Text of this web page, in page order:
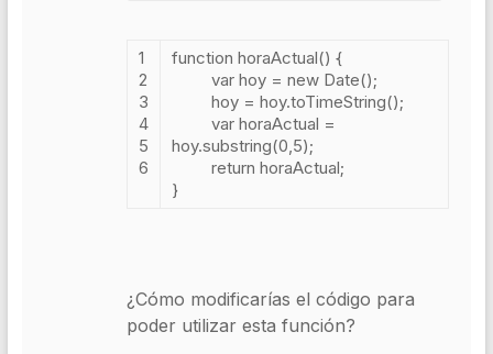
1
2
3
4
5
6
function horaActual() {
var hoy = new Date();
hoy = hoy.toTimeString();
var horaActual =
hoy.substring(0 5);
return horaActual;
}
¿Cómo modificarías el código para
poder utilizar esta función?